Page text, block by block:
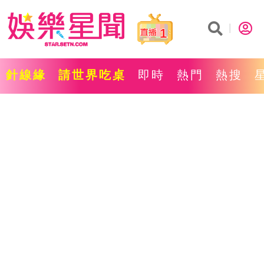
1
針線緣 請世界吃桌 即時 熱門 熱搜